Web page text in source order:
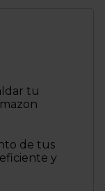
tu
de tus
y